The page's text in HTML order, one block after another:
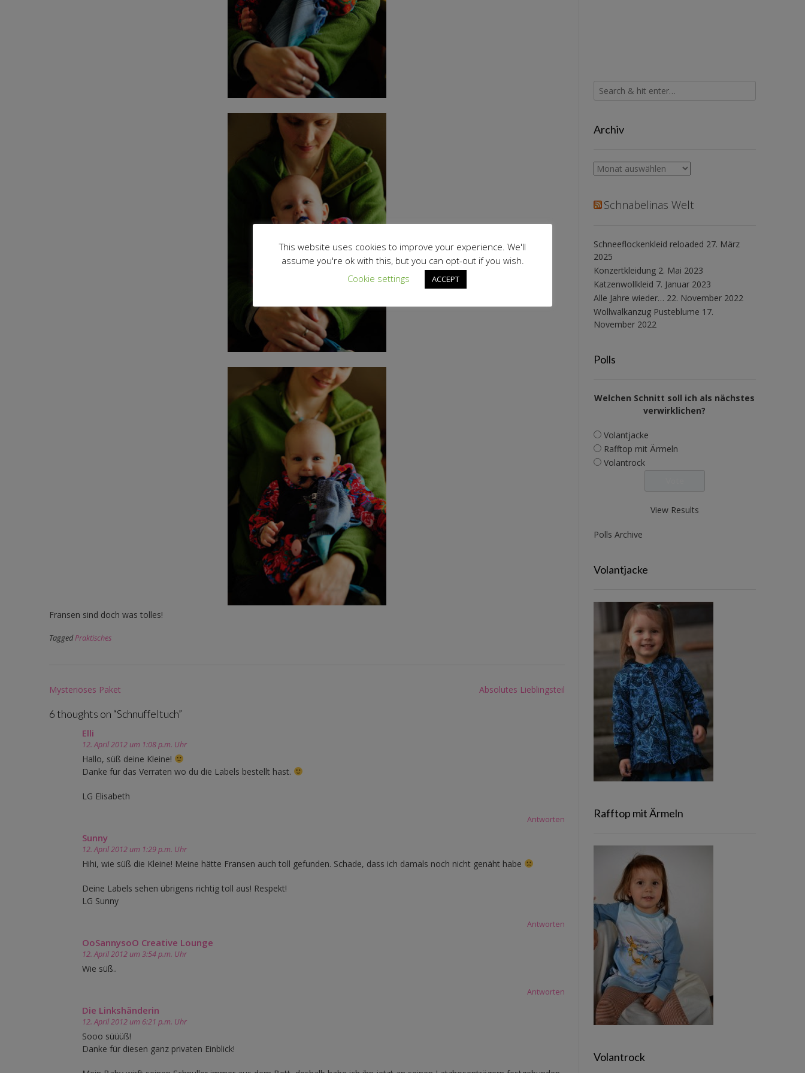
Fransen sind doch was tolles!
TaggedPraktisches
Post
Mysteriöses Paket Absolutes Lieblingsteil
6 thoughts on “Schnuffeltuch”
Elli
12. April 2012 um 1:08 p.m. Uhr
Hallo, süß deine Kleine!
Danke für das Verraten wo du die Labels bestellt hast.
LG Elisabeth
Antworten
Sunny
12. April 2012 um 1:29 p.m. Uhr
Hihi, wie süß die Kleine! Meine hätte Fransen auch toll gefunden. Schade, dass ich damals noch nicht genäht habe
Deine Labels sehen übrigens richtig toll aus! Respekt!
LG Sunny
Antworten
OoSannysoO Creative Lounge
12. April 2012 um 3:54 p.m. Uhr
Wie süß..
Antworten
Die Linkshänderin
12. April 2012 um 6:21 p.m. Uhr
Sooo süüüß!
Danke für diesen ganz privaten Einblick!
Archiv
Archiv
Schnabelinas Welt
Schneeflockenkleid reloaded 27. März
2025
Konzertkleidung 2. Mai 2023
Katzenwollkleid 7. Januar 2023
Alle Jahre wieder… 22. November 2022
Wollwalkanzug Pusteblume 17.
November 2022
Polls
Welchen Schnitt soll ich als nächstes
verwirklichen?
Volantjacke
Rafftop mit Ärmeln
Volantrock
View Results
Polls Archive
Volantjacke
Rafftop mit Ärmeln
Volantrock
This website uses cookies to improve your experience. We'll
assume you're ok with this, but you can opt-out if you wish.
Cookie settings
ACCEPT